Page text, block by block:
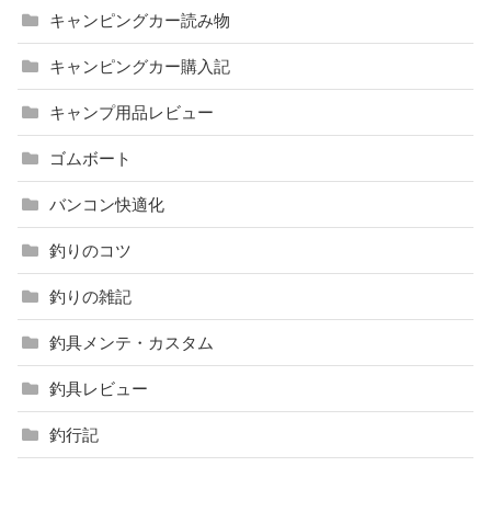
キャンピングカー読み物
キャンピングカー購入記
キャンプ用品レビュー
ゴムボート
バンコン快適化
釣りのコツ
釣りの雑記
釣具メンテ・カスタム
釣具レビュー
釣行記